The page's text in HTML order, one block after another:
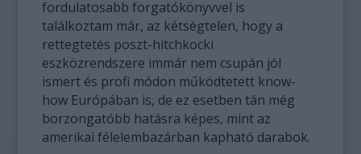
fordulatosabb forgatókönyvvel is
találkoztam már, az kétségtelen, hogy a
rettegtetés poszt-hitchkocki
eszközrendszere immár nem csupán jól
ismert és profi módon működtetett know-
how Európában is, de ez esetben tán még
borzongatóbb hatásra képes, mint az
amerikai félelembazárban kapható darabok.